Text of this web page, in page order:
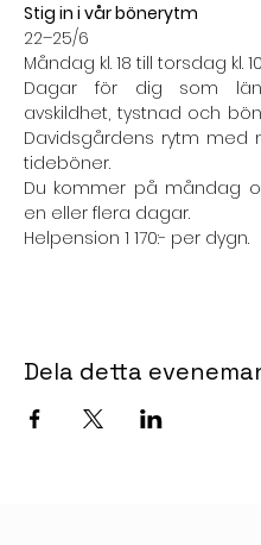
Stig in i vår bönerytm
22–25/6
Måndag kl. 18 till torsdag kl. 10
Dagar för dig som
avskildhet, tystnad och
Davidsgårdens rytm med
tideböner.
Du kommer på måndag
en eller flera dagar.
Helpension 1 170:- per dygn.
Dela detta